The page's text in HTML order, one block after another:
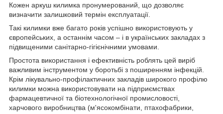
Кожен аркуш килимка пронумерований, що дозволяє
визначити залишковий термін експлуатації.
Такі килимки вже багато років успішно використовують у
європейських, а останнім часом – і в українських закладах з
підвищеними санітарно-гігієнічними умовами.
Простота використання і ефективність роблять цей виріб
важливим інструментом у боротьбі з поширенням інфекцій.
Крім лікувально-профілактичних закладів широкого профілю
килимки можна використовувати на підприємствах
фармацевтичної та біотехнологічної промисловості,
харчового виробництва (м'ясокомбінати, птахофабрики,